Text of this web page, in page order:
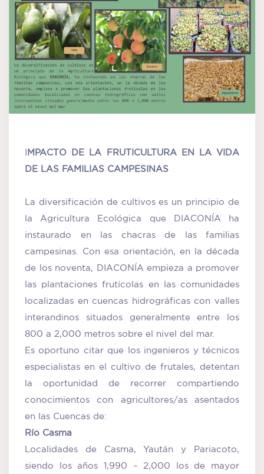
IMPACTO DE LA FRUTICULTURA EN LA VIDA
DE LAS FAMILIAS CAMPESINAS
La diversificación de cultivos es un principio de
la Agricultura Ecológica que DIACONÍA ha
instaurado en las chacras de las familias
campesinas. Con esa orientación, en la década
de los noventa, DIACONÍA empieza a promover
las plantaciones frutícolas en las comunidades
localizadas en cuencas hidrográficas con valles
interandinos situados generalmente entre los
800 a 2,000 metros sobre el nivel del mar.
Es oportuno citar que los ingenieros y técnicos
especialistas en el cultivo de frutales, detentan
la oportunidad de recorrer compartiendo
conocimientos con agricultores/as asentados
en las Cuencas de:
Río Casma
Localidades de Casma, Yaután y Pariacoto,
siendo los años 1,990 – 2,000 los de mayor